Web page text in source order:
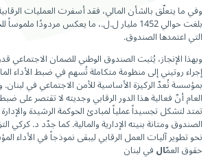
وفي ما يتعلّق بالشأن المالي، فقد أسفرت العمليات
بلغت حوالي 1452 مليار ل.ل.، ما يعكس مردودًا
التي اعتمدها الصندوق.
وبهذا الإنجاز، يُثبت الصندوق الوطني للضمان الاجتماعي
إجراء روتيني إلى منظومة متكاملة تُسهم في ضبط الأداء
بمؤسسة تُعدّ الركيزة الأساسية للأمن الاجتماعي في لبنان.
العام أنّ فعالية هذا الدور الرقابي وجديته لا تقتصر
تمتد لتشكل تجسيداً عملياً لمبادئ الحوكمة الرشيدة
الصندوق ومتانة بنيته الإدارية والمالية. كما جدّد د. كركي
نحو تطوير آليات العمل الرقابي ليبقى نموذجاً في الأداء
حقوق العمّالفي لبنان